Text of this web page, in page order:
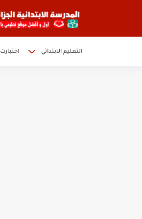
التعليم الابتدائي اختبارت